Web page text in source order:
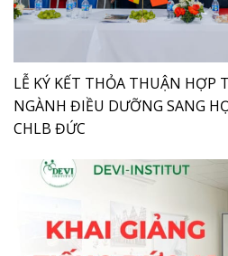
LỄ KÝ KẾT THỎA THUẬN HỢP
NGÀNH ĐIỀU DƯỠNG SANG
CHLB ĐỨC